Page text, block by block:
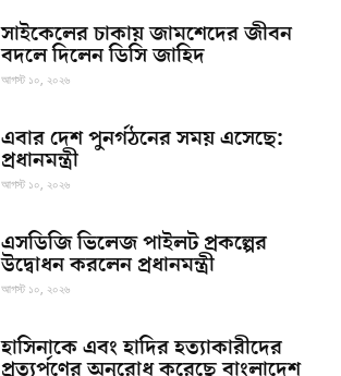
সাইকেলের চাকায় জামশেদের জীবন
বদলে দিলেন ডিসি জাহিদ
আগস্ট ১০, ২০২৬
এবার দেশ পুনর্গঠনের সময় এসেছে:
প্রধানমন্ত্রী
আগস্ট ১০, ২০২৬
এসডিজি ভিলেজ পাইলট প্রকল্পের
উদ্বোধন করলেন প্রধানমন্ত্রী
আগস্ট ১০, ২০২৬
হাসিনাকে এবং হা‌দির হত্যাকারীদের
প্রত্যর্পণের অনুরোধ করেছে বাংলাদেশ